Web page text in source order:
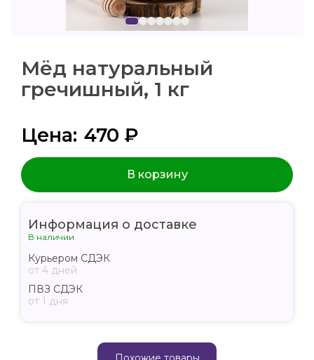
Мёд натуральный
гречишный, 1 кг
Цена: 470 ₽
В корзину
Информация о доставке
В наличии
Курьером СДЭК
от 4 дней
ПВЗ СДЭК
от 1 дня